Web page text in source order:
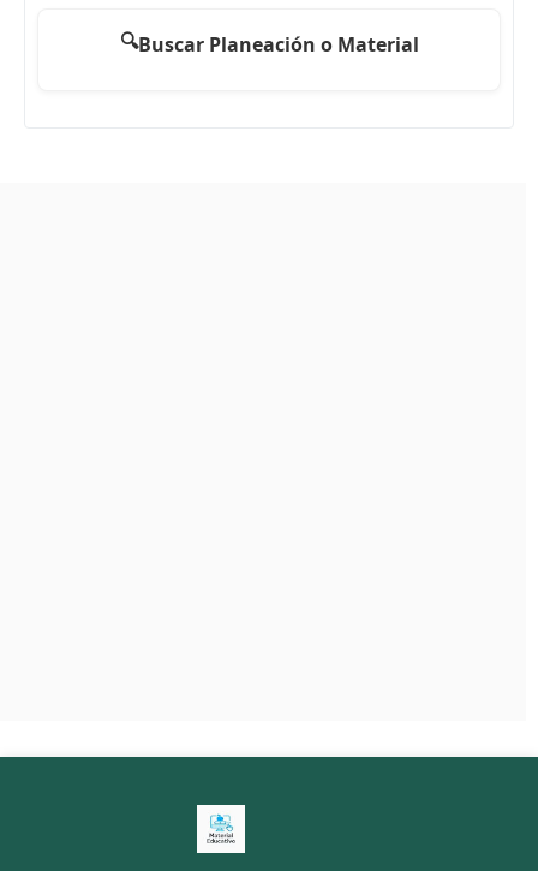
🔍Buscar Planeación o Material